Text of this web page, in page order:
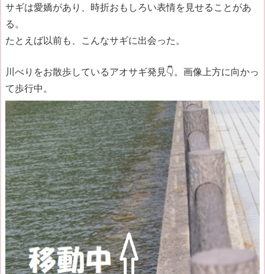
サギは愛嬌があり、時折おもしろい表情を見せることがあ
る。
たとえば以前も、こんなサギに出会った。
川べりをお散歩しているアオサギ発見👇。画像上方に向かっ
て歩行中。